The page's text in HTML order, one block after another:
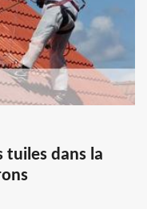
tuiles dans la